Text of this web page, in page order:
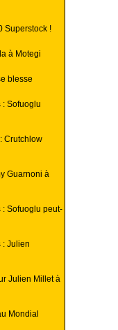
Superstock !
à Motegi
blesse
: Sofuoglu
Crutchlow
Guarnoni à
: Sofuoglu peut-
: Julien
Julien Millet à
Mondial